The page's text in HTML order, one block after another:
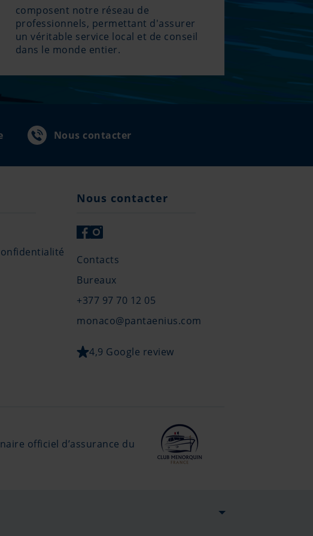
composent notre réseau de
professionnels, permettant d'assurer
un véritable service local et de conseil
dans le monde entier.
Nous contacter
Nous contacter
Contacts
Bureaux
+377 97 70 12 05
monaco@pantaenius.com
4,9 Google review
officiel d’assurance du